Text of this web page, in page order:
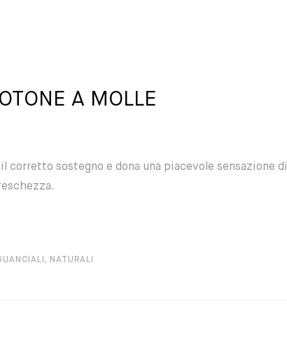
A MOLLE
corretto sostegno e dona una piacevole sensazione di
, NATURALI